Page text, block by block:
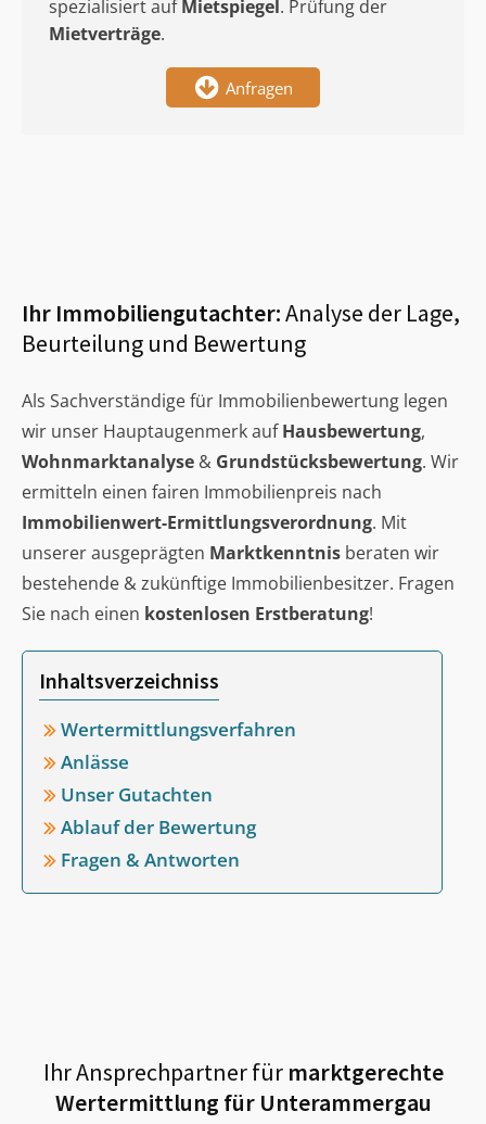
spezialisiert auf Mietspiegel . Prüfung der
Mietverträge.
Anfragen
Ihr Immobiliengutachter:Analyse der Lage,
Beurteilung und Bewertung
Als Sachverständige für Immobilienbewertung legen
wir unser Hauptaugenmerk aufHausbewertung,
Wohnmarktanalyse & Grundstücksbewertung. Wir
ermitteln einen fairen Immobilienpreis nach
Immobilienwert-Ermittlungsverordnung. Mit
unserer ausgeprägten Marktkenntnis beraten wir
bestehende & zukünftige Immobilienbesitzer. Fragen
Sie nach einen kostenlosen Erstberatung!
Inhaltsverzeichniss
Wertermittlungsverfahren
Anlässe
Unser Gutachten
Ablauf der Bewertung
Fragen & Antworten
Ihr Ansprechpartner fürmarktgerechte
Wertermittlung für Unterammergau